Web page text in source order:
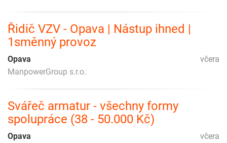
Řidič VZV - Opava | Nástup ihned |
1směnný provoz
včera
Opava
ManpowerGroup s.r.o.
Svářeč armatur - všechny formy
spolupráce (38 - 50.000 Kč)
včera
Opava